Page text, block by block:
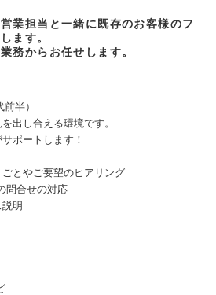
業担当と一緒に既存のお客様のフ
ます。
務からお任せします。
半）
出し合える環境です。
ポートします！
とやご要望のヒアリング
問合せの対応
明